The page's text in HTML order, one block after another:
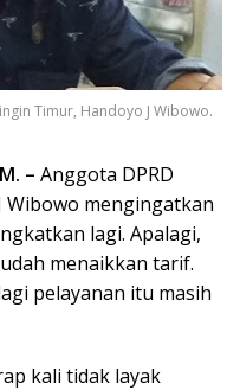
Timur, Handoyo J Wibowo.
– Anggota DPRD
Wibowo mengingatkan
lagi. Apalagi,
menaikkan tarif.
pelayanan itu masih
kali tidak layak